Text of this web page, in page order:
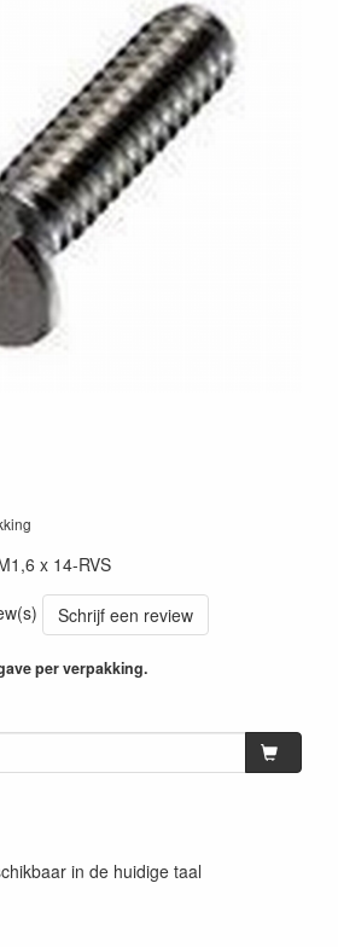
x 14-RVS
Schrijf een review
per verpakking.
in de huidige taal